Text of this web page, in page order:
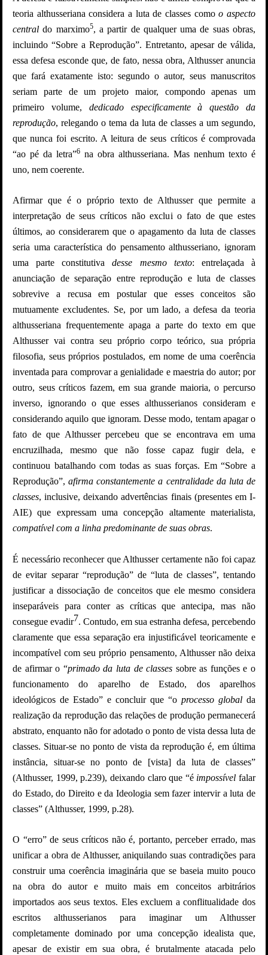
teoria althusseriana considera a luta de classes comoo aspecto
central do marximo5, a partir de qualquer uma de suas obras,
incluindo “Sobre a Reprodução”. Entretanto, apesar de válida,
essa defesa esconde que, de fato, nessa obra, Althusser anuncia
que fará exatamente isto: segundo o autor, seus manuscritos
seriam parte de um projeto maior, compondo apenas um
primeiro volume, dedicado especificamente à questão da
reprodução, relegando o tema da luta de classes a um segundo,
que nunca foi escrito. A leitura de seus críticos é comprovada
“ao pé da letra”6 na obra althusseriana. Mas nenhum texto é
uno, nem coerente.
Afirmar que é o próprio texto de Althusser que permite a
interpretação de seus críticos não exclui o fato de que estes
últimos, ao considerarem que o apagamento da luta de classes
seria uma característica do pensamento althusseriano, ignoram
uma parte constitutivadesse mesmo texto: entrelaçada à
anunciação de separação entre reprodução e luta de classes
sobrevive a recusa em postular que esses conceitos são
mutuamente excludentes. Se, por um lado, a defesa da teoria
althusseriana frequentemente apaga a parte do texto em que
Althusser vai contra seu próprio corpo teórico, sua própria
filosofia, seus próprios postulados, em nome de uma coerência
inventada para comprovar a genialidade e maestria do autor; por
outro, seus críticos fazem, em sua grande maioria, o percurso
inverso, ignorando o que esses althusserianos consideram e
considerando aquilo que ignoram. Desse modo, tentam apagar o
fato de que Althusser percebeu que se encontrava em uma
encruzilhada, mesmo que não fosse capaz fugir dela, e
continuou batalhando com todas as suas forças. Em “Sobre a
Reprodução”,afirma constantemente a centralidade da luta de
classes, inclusive, deixando advertências finais (presentes em I-
AIE) que expressam uma concepção altamente materialista,
compatível com a linha predominante de suas obras.
É necessário reconhecer que Althusser certamente não foi capaz
de evitar separar “reprodução” de “luta de classes”, tentando
justificar a dissociação de conceitos que ele mesmo considera
inseparáveis para conter as críticas que antecipa, mas não
consegue evadir7. Contudo, em sua estranha defesa, percebendo
claramente que essa separação era injustificável teoricamente e
incompatível com seu próprio pensamento, Althusser não deixa
de afirmar o “primado da luta de classes sobre as funções e o
funcionamento do aparelho de Estado, dos aparelhos
ideológicos de Estado” e concluir que “o processo global da
realização da reprodução das relações de produção permanecerá
abstrato, enquanto não for adotado o ponto de vista dessa luta de
classes. Situar-se no ponto de vista da reprodução é, em última
instância, situar-se no ponto de [vista] da luta de classes”
(Althusser, 1999, p.239), deixando claro que “é impossível falar
do Estado, do Direito e da Ideologia sem fazer intervir a luta de
classes” (Althusser, 1999, p.28).
O “erro” de seus críticos não é, portanto, perceber errado, mas
unificar a obra de Althusser, aniquilando suas contradições para
construir uma coerência imaginária que se baseia muito pouco
na obra do autor e muito mais em conceitos arbitrários
importados aos seus textos. Eles excluem a conflitualidade dos
escritos althusserianos para imaginar um Althusser
completamente dominado por uma concepção idealista que,
apesar de existir em sua obra, é brutalmente atacada pelo